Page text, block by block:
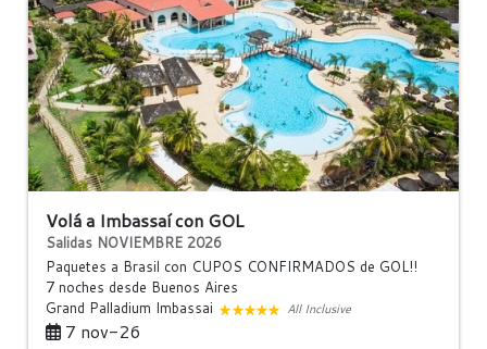
Volá a Imbassaí con GOL
Salidas NOVIEMBRE 2026
Paquetes a Brasil con CUPOS CONFIRMADOS de GOL!!
7 noches desde Buenos Aires
Grand Palladium Imbassai
All Inclusive
7 nov-26